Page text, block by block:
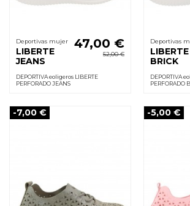
Deportivas mujer
LIBERTE
JEANS
47,00 €
52,00 €
DEPORTIVA eoligeros LIBERTE
PERFORADO JEANS
Deportivas
LIBERTE
BRICK
DEPORTIVA
PERFORADO
-7,00 € -5,00 €